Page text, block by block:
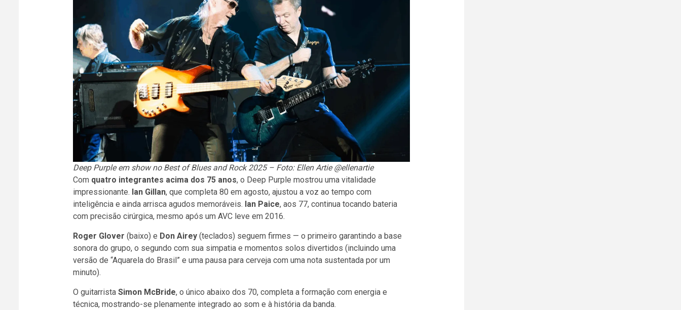
Deep Purple em show no Best of Blues and Rock 2025 – Foto: Ellen Artie @ellenartie
Com quatro integrantes acima dos 75 anos, o Deep Purple mostrou uma vitalidade
impressionante. Ian Gillan, que completa 80 em agosto, ajustou a voz ao tempo com
inteligência e ainda arrisca agudos memoráveis. Ian Paice, aos 77, continua tocando bateria
com precisão cirúrgica, mesmo após um AVC leve em 2016.
Roger Glover (baixo) e Don Airey(teclados) seguem firmes — o primeiro garantindo a base
sonora do grupo, o segundo com sua simpatia e momentos solos divertidos (incluindo uma
versão de “Aquarela do Brasil” e uma pausa para cerveja com uma nota sustentada por um
minuto).
O guitarrista Simon McBride, o único abaixo dos 70, completa a formação com energia e
técnica, mostrando-se plenamente integrado ao som e à história da banda.